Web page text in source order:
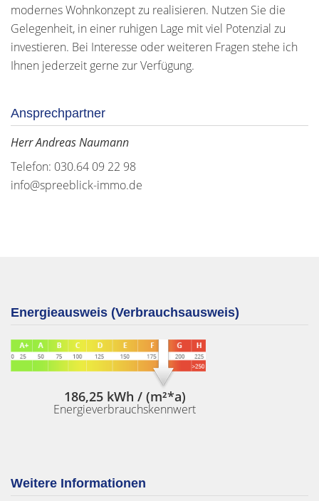
modernes Wohnkonzept zu realisieren. Nutzen Sie die
Gelegenheit, in einer ruhigen Lage mit viel Potenzial zu
investieren. Bei Interesse oder weiteren Fragen stehe ich
Ihnen jederzeit gerne zur Verfügung.
Ansprechpartner
Herr Andreas Naumann
Telefon: 030.64 09 22 98
info@spreeblick-immo.de
Energieausweis (Verbrauchsausweis)
186,25 kWh / (m²*a)
Energieverbrauchskennwert
Weitere Informationen